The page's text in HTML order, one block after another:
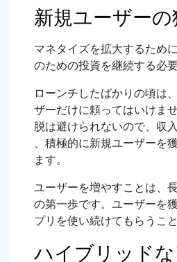
新規ユーザーの
マネタイズを拡大するため
のための投資を継続する必
ローンチしたばかりの頃は
ザーだけに頼ってはいけま
脱は避けられないので、収
、積極的に新規ユーザーを
ます。
ユーザーを増やすことは、
の第一歩です。ユーザーを
プリを使い続けてもらうこ
ハイブリッド